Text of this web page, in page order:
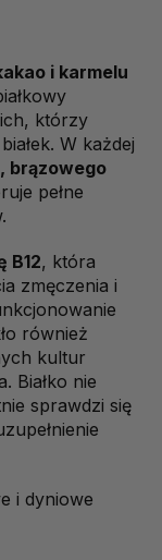
i karmelu
którzy
W każdej
brązowego
pełne
B12, która
zmęczenia i
również
kultur
Białko nie
sprawdzi się
i dyniowe